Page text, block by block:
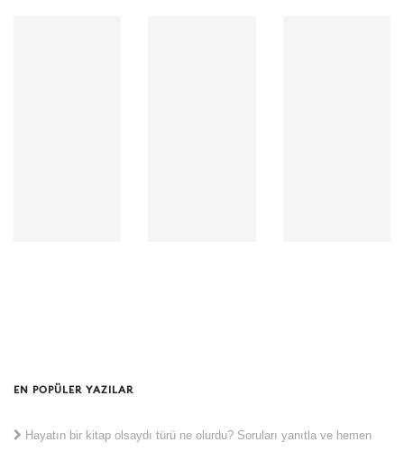
EN POPÜLER YAZILAR
Hayatın bir kitap olsaydı türü ne olurdu? Soruları yanıtla ve hemen